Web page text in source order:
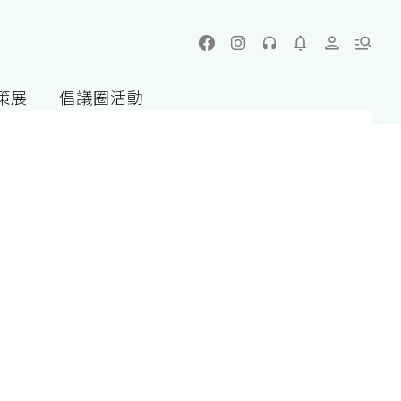
展 倡議圈活動